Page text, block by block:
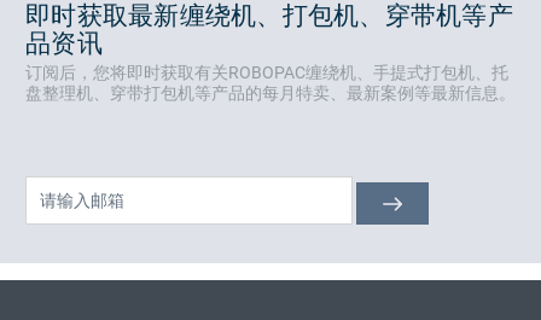
即时获取最新缠绕机、打包机、穿带机等产
品资讯
订阅后，您将即时获取有关ROBOPAC缠绕机、手提式打包机、托
盘整理机、穿带打包机等产品的每月特卖、最新案例等最新信息。